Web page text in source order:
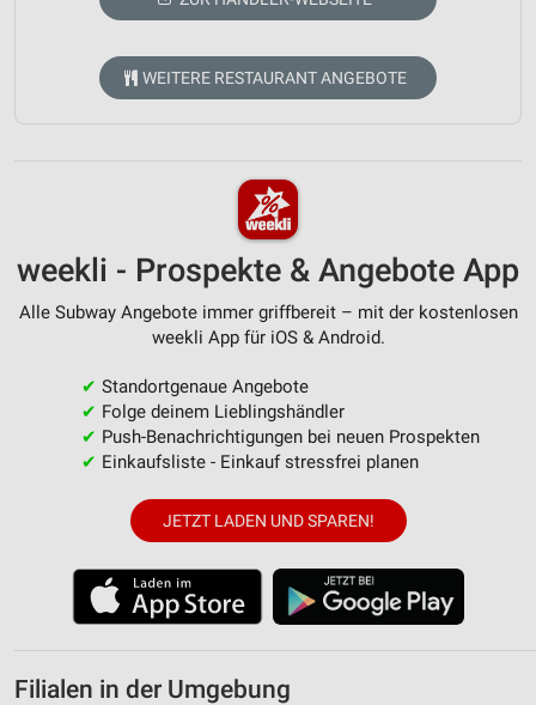
WEITERE RESTAURANT ANGEBOTE
weekli - Prospekte & Angebote App
Alle Subway Angebote immer griffbereit – mit der kostenlosen
weekli App für iOS & Android.
✔ Standortgenaue Angebote
✔ Folge deinem Lieblingshändler
✔ Push-Benachrichtigungen bei neuen Prospekten
✔ Einkaufsliste - Einkauf stressfrei planen
JETZT LADEN UND SPAREN!
Filialen in der Umgebung